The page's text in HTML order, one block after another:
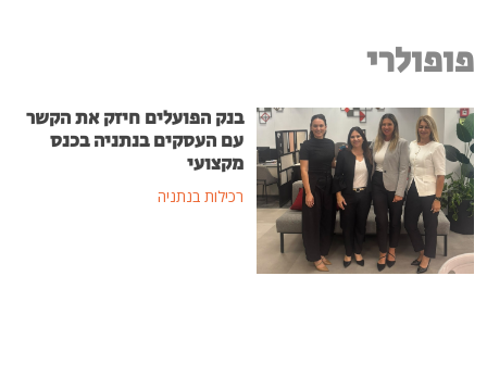
פופולרי
בנק הפועלים חיזק את הקשר
עם העסקים בנתניה בכנס
מקצועי
רכילות בנתניה